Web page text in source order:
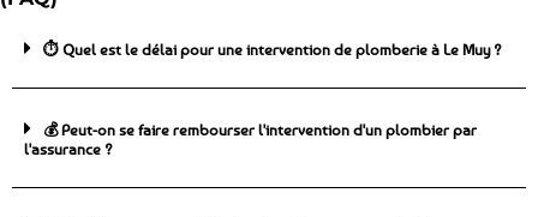
⏱️ Quel est le délai pour une intervention de plomberie à Le Muy ?
💰 Peut-on se faire rembourser l'intervention d'un plombier par
l'assurance ?